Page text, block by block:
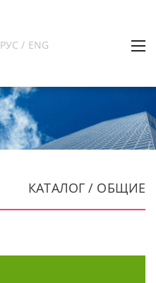
РУС / ENG
КАТАЛОГ / ОБЩИЕ